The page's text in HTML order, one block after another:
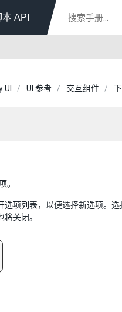
本 API
UI UI 参考 交互组件
。
项列表，以便选择新选项。
关闭。